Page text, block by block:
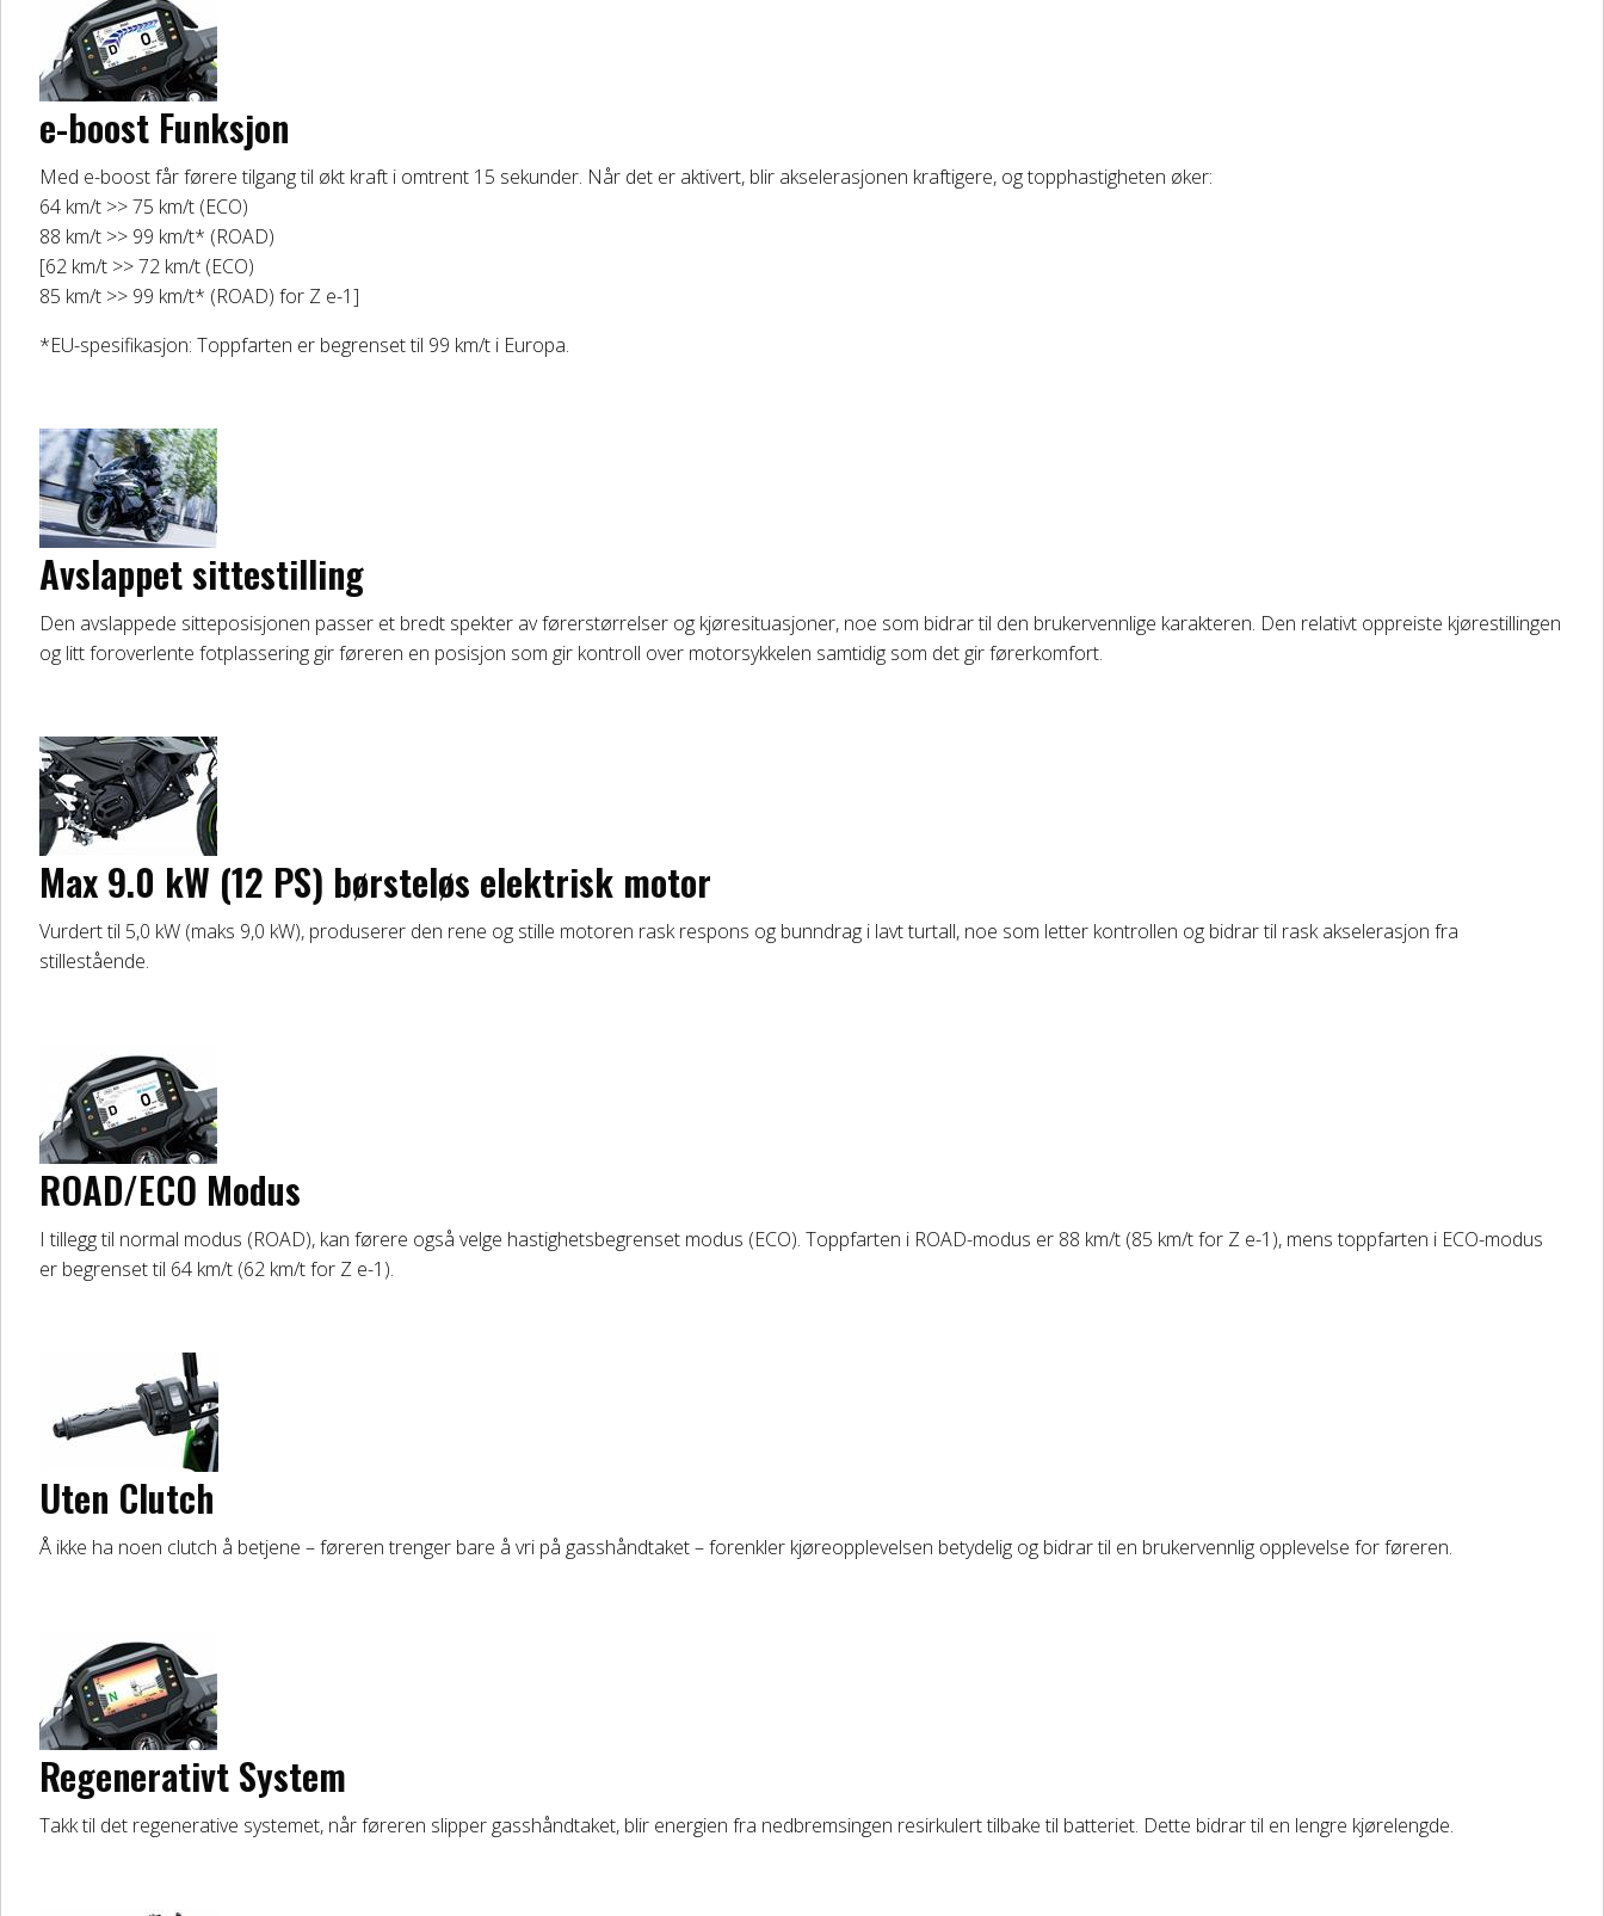
e-boost Funksjon
Med e-boost får førere tilgang til økt kraft i omtrent 15 sekunder. Når det er aktivert, blir akselerasjonen kraftigere, og topphastigheten øker:
64 km/t >> 75 km/t (ECO)
88 km/t >> 99 km/t* (ROAD)
[62 km/t >> 72 km/t (ECO)
85 km/t >> 99 km/t* (ROAD) for Z e-1]
*EU-spesifikasjon: Toppfarten er begrenset til 99 km/t i Europa.
Avslappet sittestilling
Den avslappede sitteposisjonen passer et bredt spekter av førerstørrelser og kjøresituasjoner, noe som bidrar til den brukervennlige karakteren. Den relativt oppreiste kjørestillingen
og litt foroverlente fotplassering gir føreren en posisjon som gir kontroll over motorsykkelen samtidig som det gir førerkomfort.
Max 9.0 kW (12 PS) børsteløs elektrisk motor
Vurdert til 5,0 kW (maks 9,0 kW), produserer den rene og stille motoren rask respons og bunndrag i lavt turtall, noe som letter kontrollen og bidrar til rask akselerasjon fra
stillestående.
ROAD/ECO Modus
I tillegg til normal modus (ROAD), kan førere også velge hastighetsbegrenset modus (ECO). Toppfarten i ROAD-modus er 88 km/t (85 km/t for Z e-1), mens toppfarten i ECO-modus
er begrenset til 64 km/t (62 km/t for Z e-1).
Uten Clutch
Å ikke ha noen clutch å betjene – føreren trenger bare å vri på gasshåndtaket – forenkler kjøreopplevelsen betydelig og bidrar til en brukervennlig opplevelse for føreren.
Regenerativt System
Takk til det regenerative systemet, når føreren slipper gasshåndtaket, blir energien fra nedbremsingen resirkulert tilbake til batteriet. Dette bidrar til en lengre kjørelengde.